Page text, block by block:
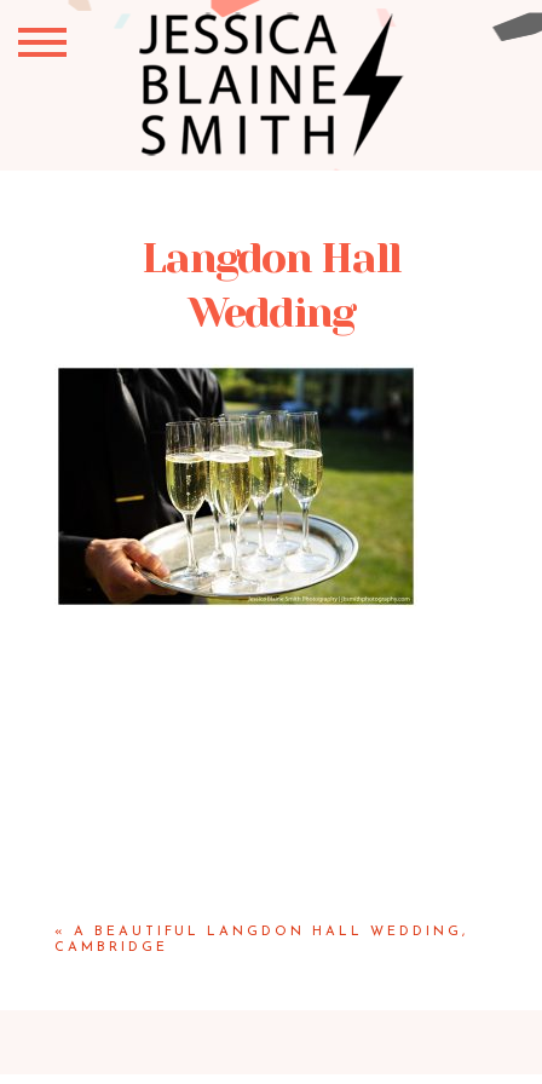
Langdon Hall
Wedding
«
A BEAUTIFUL LANGDON HALL WEDDING,
CAMBRIDGE